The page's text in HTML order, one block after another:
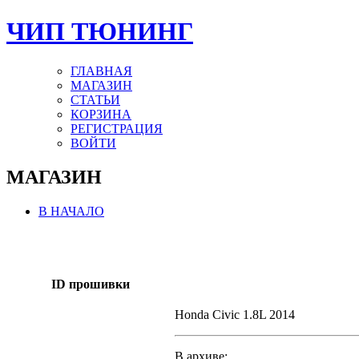
ЧИП ТЮНИНГ
ГЛАВНАЯ
МАГАЗИН
СТАТЬИ
КОРЗИНА
РЕГИСТРАЦИЯ
ВОЙТИ
МАГАЗИН
В НАЧАЛО
ID прошивки
Honda Civic 1.8L 2014
В архиве: